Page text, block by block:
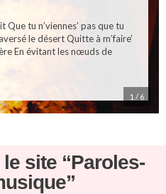
Que tu n’viennes’ pas que tu
le désert Quitte à m’faire’
En évitant les nœuds de
1 / 6
site “Paroles-